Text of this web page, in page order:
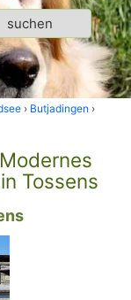
Butjadingen
Tossens